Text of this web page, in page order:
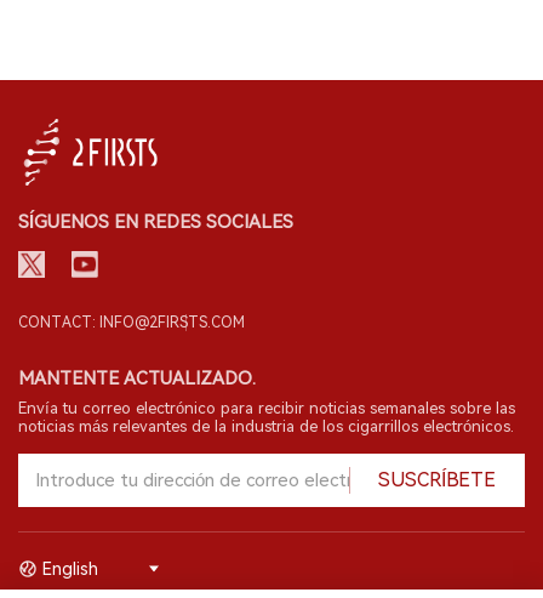
SÍGUENOS EN REDES SOCIALES
CONTACT: INFO@2FIRSTS.COM
MANTENTE ACTUALIZADO.
Envía tu correo electrónico para recibir noticias semanales sobre las
noticias más relevantes de la industria de los cigarrillos electrónicos.
SUSCRÍBETE
English